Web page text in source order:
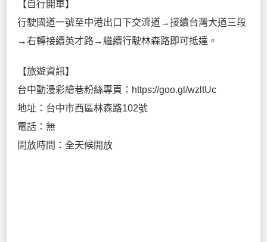
【自行開車】
行駛國道一號至中港出口下交流道→接續台灣大道三段
→右轉接續英才路→繼續行駛林森路即可抵達。
【旅遊資訊】
台中動漫彩繪巷粉絲專頁：https://goo.gl/wzltUc
地址：台中市西區林森路102號
電話：無
開放時間：全天候開放